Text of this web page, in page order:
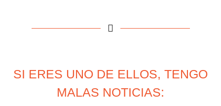
SI ERES UNO DE ELLOS, TENGO
MALAS NOTICIAS: